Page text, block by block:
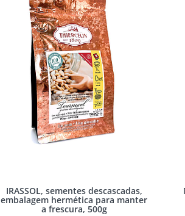
IRASSOL, sementes descascadas,
embalagem hermética para manter
a frescura, 500g